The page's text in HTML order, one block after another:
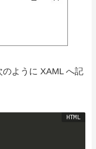
のように XAML へ記